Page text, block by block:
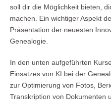
soll dir die Möglichkeit bieten,
machen. Ein wichtiger Aspekt
Präsentation der neuesten
Genealogie.
In den unten aufgeführten
Einsatzes von KI bei der
zur Optimierung von Fotos,
Transkription von Dokumenten